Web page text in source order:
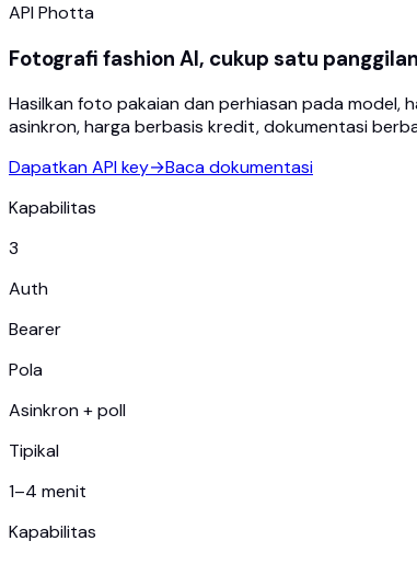
API Photta
Fotografi fashion AI, cukup satu panggilan
Hasilkan foto pakaian dan perhiasan pada
asinkron, harga berbasis kredit, dokumentasi
Dapatkan API key→Baca dokumentasi
Kapabilitas
3
Auth
Bearer
Pola
Asinkron + poll
Tipikal
1–4 menit
Kapabilitas